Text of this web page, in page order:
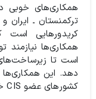
همکاری‌های خوبی
ترکمنستان ـ ایران
کریدورهایی
همکاری‌ها
است تا زیرساخت‌های
دهد. این
کشورهای عضو CIS خواهد بود.